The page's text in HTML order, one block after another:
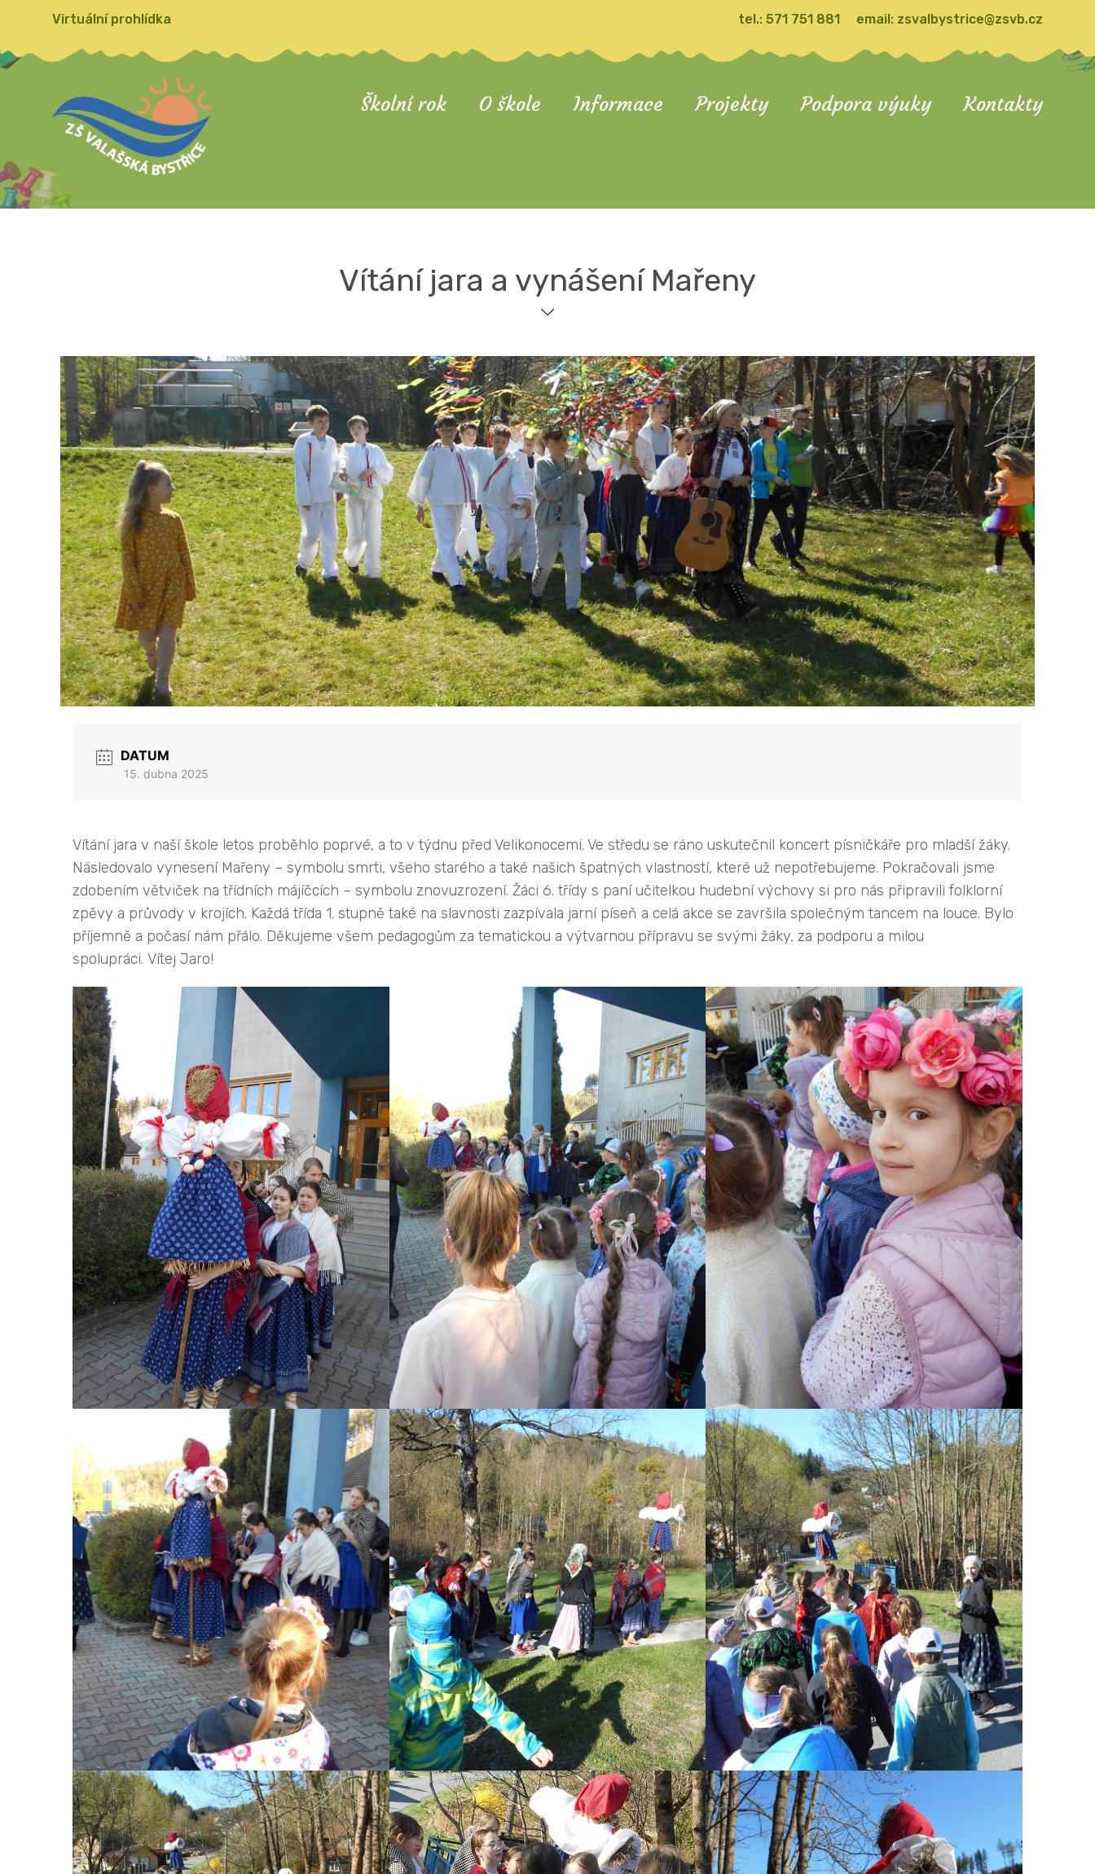
Virtuální prohlídka tel.: 571 751 881 email: zsvalbystrice@zsvb.cz
Školní rok O škole Informace Projekty Podpora výuky Kontakty
Vítání jara a vynášení Mařeny
DATUM
15. dubna 2025
Vítání jara v naší škole letos proběhlo poprvé, a to v týdnu před Velikonocemi. Ve středu se ráno uskutečnil koncert písničkáře pro mladší žáky.
Následovalo vynesení Mařeny – symbolu smrti, všeho starého a také našich špatných vlastností, které už nepotřebujeme. Pokračovali jsme
zdobením větviček na třídních májíčcích – symbolu znovuzrození. Žáci 6. třídy s paní učitelkou hudební výchovy si pro nás připravili folklorní
zpěvy a průvody v krojích. Každá třída 1. stupně také na slavnosti zazpívala jarní píseň a celá akce se završila společným tancem na louce. Bylo
příjemně a počasí nám přálo. Děkujeme všem pedagogům za tematickou a výtvarnou přípravu se svými žáky, za podporu a milou
spolupráci. Vítej Jaro!